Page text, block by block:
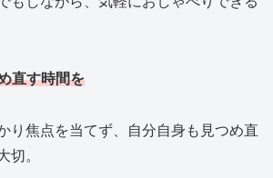
直す時間を
り焦点を当てず、自分自身も見つめ直
切。